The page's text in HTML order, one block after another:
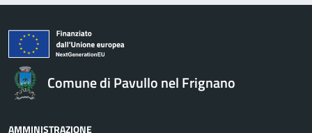
Comune di Pavullo nel Frignano
AMMINISTRAZIONE